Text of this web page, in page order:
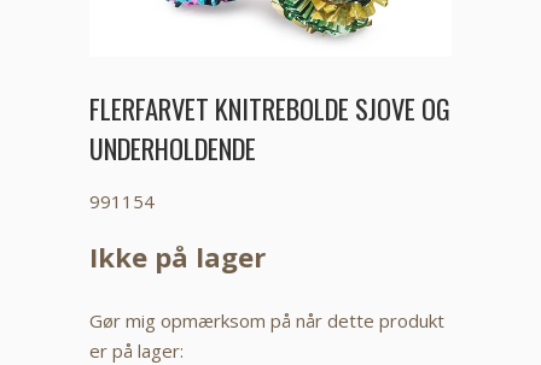
FLERFARVET KNITREBOLDE SJOVE OG
UNDERHOLDENDE
991154
Ikke på lager
Gør mig opmærksom på når dette produkt
er på lager: